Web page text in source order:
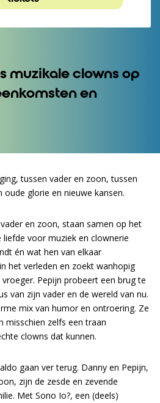
muzikale clowns op
en
tussen vader en zoon, tussen
oude glorie en nieuwe kansen.
en zoon, staan samen op het
voor muziek en clownerie
én wat hen van elkaar
het verleden en zoekt wanhopig
Pepijn probeert een brug te
van zijn vader en de wereld van nu.
mix van humor en ontroering. Ze
misschien zelfs een traan
clowns dat kunnen.
gaan ver terug. Danny en Pepijn,
zijn de zesde en zevende
Met Sono Io?, een (deels)